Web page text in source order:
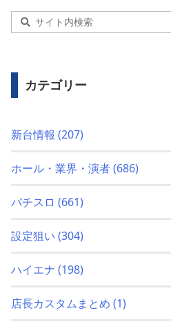
カテゴリー
新台情報 (207)
ホール・業界・演者(686)
パチスロ (661)
設定狙い (304)
ハイエナ (198)
店長カスタムまとめ (1)